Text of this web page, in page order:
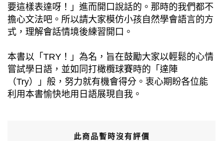
要這樣表達呀！」進而開口說話的。那時的我們都不
擔心文法吧。所以請大家模仿小孩自然學會語言的方
式，理解會話情境後練習開口。
本書以「TRY！」為名，旨在鼓勵大家以輕鬆的心情
嘗試學日語，並如同打橄欖球賽時的「達陣
（Try）」般，努力就有機會得分。衷心期盼各位能
利用本書愉快地用日語展現自我。
此商品暫時沒有評價